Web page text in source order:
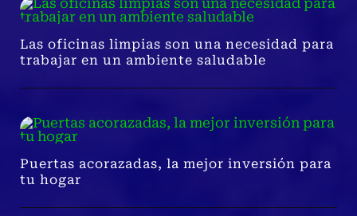
Las oficinas limpias son una necesidad para
trabajar en un ambiente saludable
Puertas acorazadas, la mejor inversión para
tu hogar